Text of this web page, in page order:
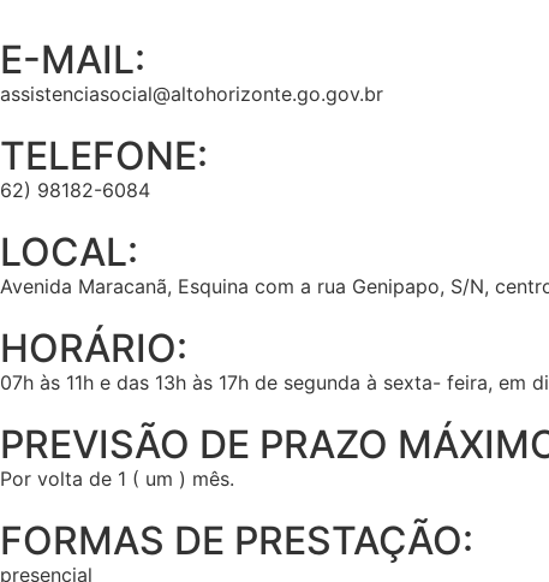
E-MAIL:
assistenciasocial@altohorizonte.go.gov.br
TELEFONE:
62) 98182-6084
LOCAL:
Avenida Maracanã, Esquina com a rua Genipapo, S/N,
HORÁRIO:
07h às 11h e das 13h às 17h de segunda à sexta- feira, em
PREVISÃO DE PRAZO
Por volta de 1 ( um ) mês.
FORMAS DE PRESTAÇÃO:
presencial